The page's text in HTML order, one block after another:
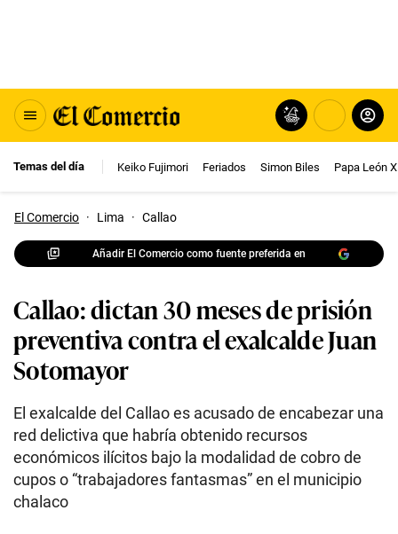
Temas del día Keiko Fujimori Feriados Simon Biles Papa León
El Comercio · Lima · Callao
Añadir El Comercio como fuente preferida en
Callao: dictan 30 meses de prisión
preventiva contra el exalcalde Juan
Sotomayor
El exalcalde del Callao es acusado de encabezar una
red delictiva que habría obtenido recursos
económicos ilícitos bajo la modalidad de cobro de
cupos o “trabajadores fantasmas” en el municipio
chalaco